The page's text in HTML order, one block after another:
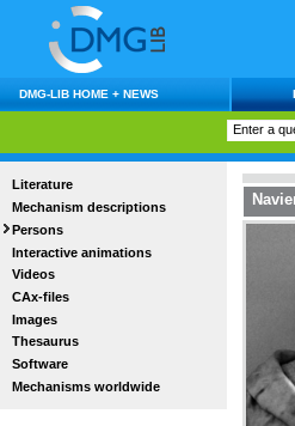
DMG-LIB HOME + NEWS
Literature
Mechanism descriptions
Persons
Interactive animations
Videos
CAx-files
Images
Thesaurus
Software
Mechanisms worldwide